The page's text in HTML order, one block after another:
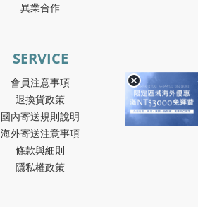
異業合作
SERVICE
會員注意事項
退換貨政策
國內寄送規則說明
海外寄送注意事項
條款與細則
隱私權政策